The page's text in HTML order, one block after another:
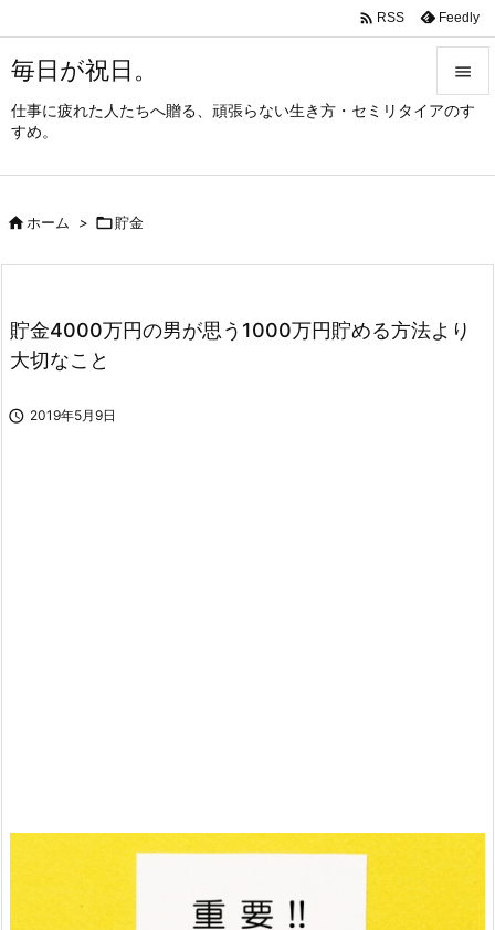
毎日が祝日。
仕事に疲れた人たちへ贈る、頑張らない生き方・セミリタイアのす
すめ。




 RSS Feedly
ホーム > 貯金
貯金4000万円の男が思う1000万円貯める方法より
大切なこと
 2019年5月9日